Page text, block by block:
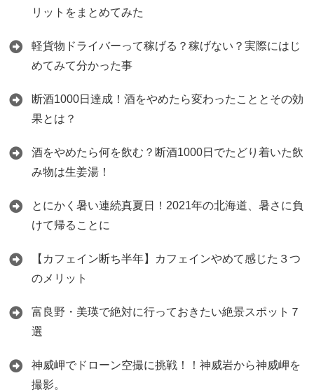
リットをまとめてみた
軽貨物ドライバーって稼げる？稼げない？実際にはじ
めてみて分かった事
断酒1000日達成！酒をやめたら変わったこととその効
果とは？
酒をやめたら何を飲む？断酒1000日でたどり着いた飲
み物は生姜湯！
とにかく暑い連続真夏日！2021年の北海道、暑さに負
けて帰ることに
【カフェイン断ち半年】カフェインやめて感じた３つ
のメリット
富良野・美瑛で絶対に行っておきたい絶景スポット７
選
神威岬でドローン空撮に挑戦！！神威岩から神威岬を
撮影。